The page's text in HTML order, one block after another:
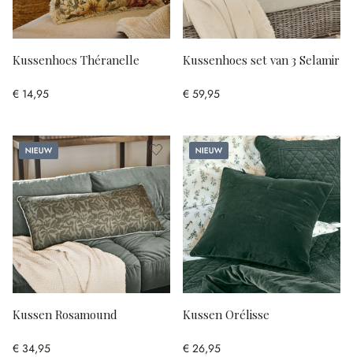
Kussenhoes Théranelle
€ 14,95
Kussenhoes set van 3 Selamir
€ 59,95
Nieuw
Kussen Rosamound
€ 34,95
Nieuw
Kussen Orélisse
€ 26,95